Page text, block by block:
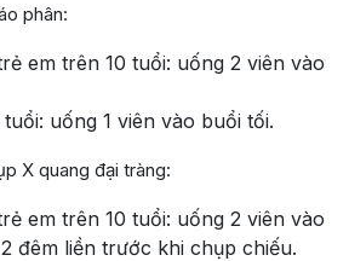
phân:
em trên 10 tuổi: uống 2 viên vào
uống 1 viên vào buổi tối.
X quang đại tràng:
em trên 10 tuổi: uống 2 viên vào
đêm liền trước khi chụp chiếu.